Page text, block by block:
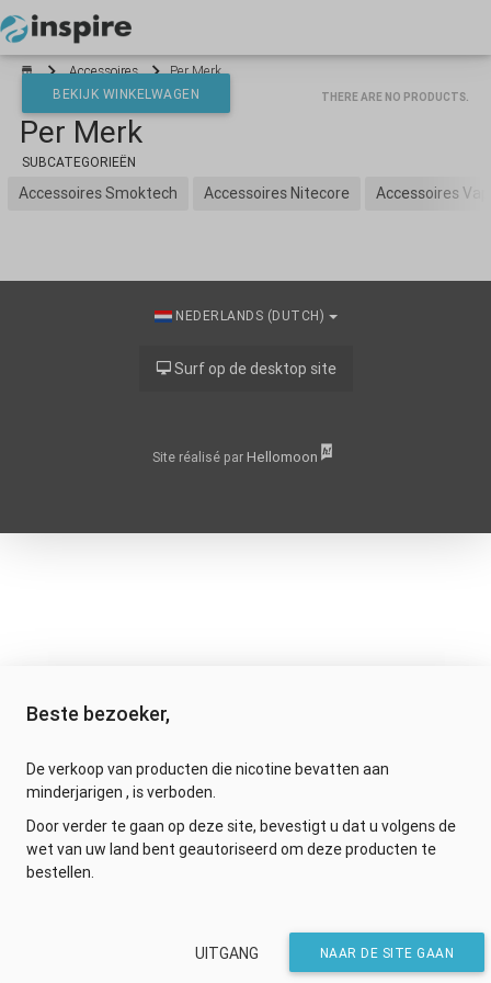
BEKIJK WINKELWAGEN
Accessoires Per Merk
Per Merk
THERE ARE NO PRODUCTS.
SUBCATEGORIEËN
Accessoires Smoktech Accessoires Nitecore Accessoires
NEDERLANDS (DUTCH)
Surf op de desktop site
Site réalisé par Hellomoon
Beste bezoeker,
De verkoop van producten die nicotine bevatten aan
minderjarigen , is verboden.
Door verder te gaan op deze site, bevestigt u dat u volgens de
wet van uw land bent geautoriseerd om deze producten te
bestellen.
NAAR DE SITE GAAN
UITGANG